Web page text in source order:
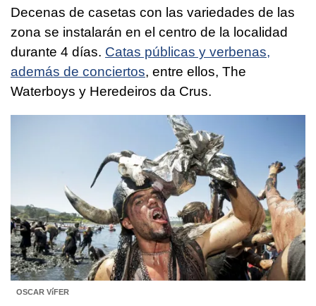
Decenas de casetas con las variedades de las
zona se instalarán en el centro de la localidad
durante 4 días. Catas públicas y verbenas,
además de conciertos, entre ellos, The
Waterboys y Heredeiros da Crus.
OSCAR VíFER